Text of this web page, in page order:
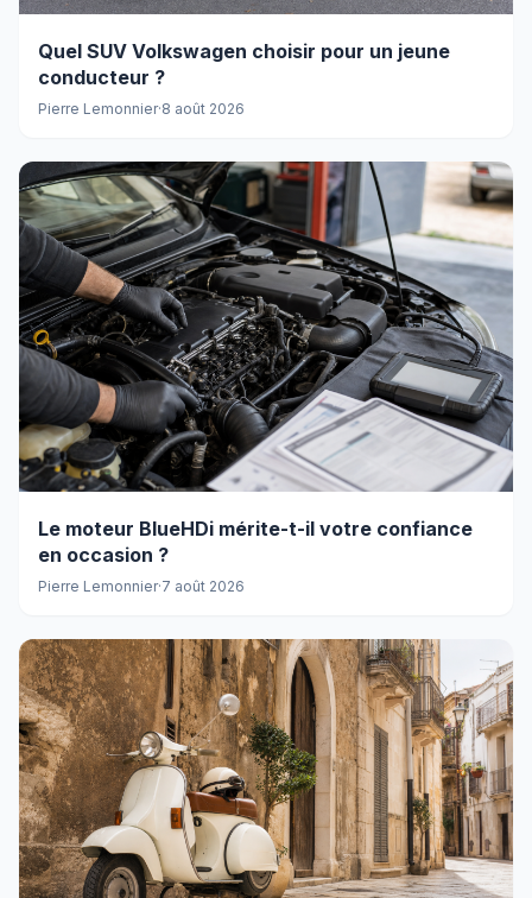
Quel SUV Volkswagen choisir pour un jeune
conducteur ?
Pierre Lemonnier·8 août 2026
Le moteur BlueHDi mérite-t-il votre confiance
en occasion ?
Pierre Lemonnier·7 août 2026